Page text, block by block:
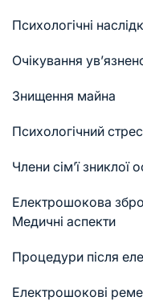
Психологічні
Очікування
Знищення майна
Психологічний стрес
Члени сім’ї зниклої
Електрошокова
Медичні аспекти
Процедури після
Електрошокові